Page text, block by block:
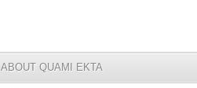
ABOUT QUAMI EKTA